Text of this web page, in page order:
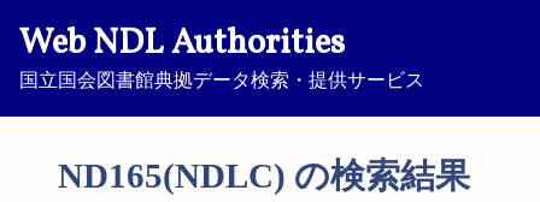
Web NDL Authorities
国立国会図書館典拠データ検索・提供サービス
ND165(NDLC) の検索結果